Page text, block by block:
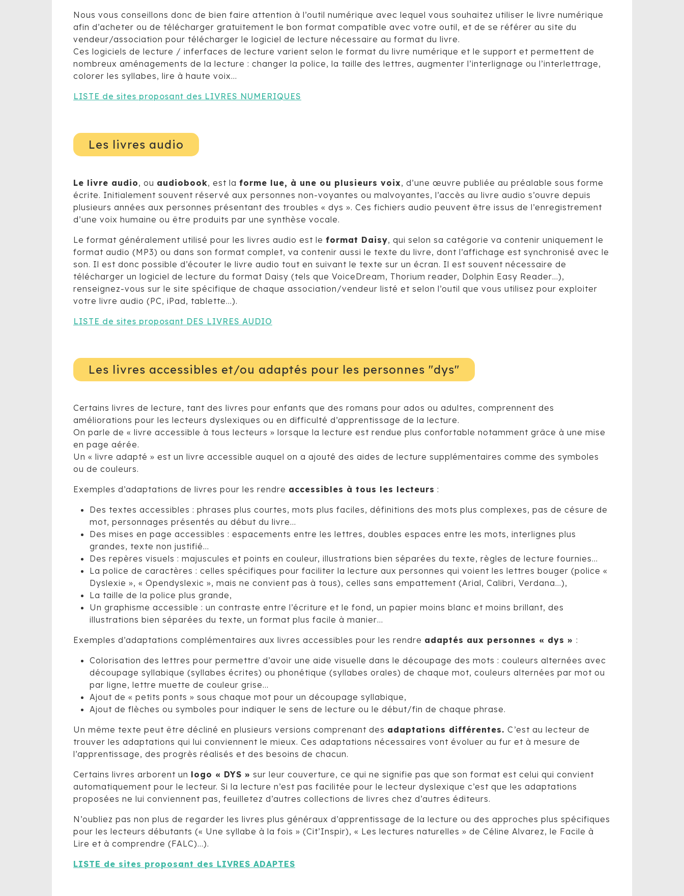
Nous vous conseillons donc de bien faire attention à l’outil numérique avec lequel vous souhaitez utiliser le livre numérique
afin d’acheter ou de télécharger gratuitement le bon format compatible avec votre outil, et de se référer au site du
vendeur/association pour télécharger le logiciel de lecture nécessaire au format du livre.
Ces logiciels de lecture / inferfaces de lecture varient selon le format du livre numérique et le support et permettent de
nombreux aménagements de la lecture : changer la police, la taille des lettres, augmenter l’interlignage ou l’interlettrage,
colorer les syllabes, lire à haute voix…
LISTE de sites proposant des LIVRES NUMERIQUES
Les livres audio
Le livre audio, ou audiobook, est la forme lue, à une ou plusieurs voix, d’une œuvre publiée au préalable sous forme
écrite. Initialement souvent réservé aux personnes non-voyantes ou malvoyantes, l’accès au livre audio s’ouvre depuis
plusieurs années aux personnes présentant des troubles « dys ». Ces fichiers audio peuvent être issus de l’enregistrement
d’une voix humaine ou être produits par une synthèse vocale.
Le format généralement utilisé pour les livres audio est le format Daisy, qui selon sa catégorie va contenir uniquement le
format audio (MP3) ou dans son format complet, va contenir aussi le texte du livre, dont l’affichage est synchronisé avec le
son. Il est donc possible d’écouter le livre audio tout en suivant le texte sur un écran. Il est souvent nécessaire de
télécharger un logiciel de lecture du format Daisy (tels que VoiceDream, Thorium reader, Dolphin Easy Reader…),
renseignez-vous sur le site spécifique de chaque association/vendeur listé et selon l’outil que vous utilisez pour exploiter
votre livre audio (PC, iPad, tablette…).
LISTE de sites proposant DES LIVRES AUDIO
Les livres accessibles et/ou adaptés pour les personnes "dys"
Certains livres de lecture, tant des livres pour enfants que des romans pour ados ou adultes, comprennent des
améliorations pour les lecteurs dyslexiques ou en difficulté d’apprentissage de la lecture.
On parle de « livre accessible à tous lecteurs » lorsque la lecture est rendue plus confortable notamment grâce à une mise
en page aérée.
Un « livre adapté » est un livre accessible auquel on a ajouté des aides de lecture supplémentaires comme des symboles
ou de couleurs.
Exemples d’adaptations de livres pour les rendre accessibles à tous les lecteurs :
Des textes accessibles : phrases plus courtes, mots plus faciles, définitions des mots plus complexes, pas de césure de
mot, personnages présentés au début du livre…
Des mises en page accessibles : espacements entre les lettres, doubles espaces entre les mots, interlignes plus
grandes, texte non justifié…
Des repères visuels : majuscules et points en couleur, illustrations bien séparées du texte, règles de lecture fournies…
La police de caractères : celles spécifiques pour faciliter la lecture aux personnes qui voient les lettres bouger (police «
Dyslexie », « Opendyslexic », mais ne convient pas à tous), celles sans empattement (Arial, Calibri, Verdana…),
La taille de la police plus grande,
Un graphisme accessible : un contraste entre l’écriture et le fond, un papier moins blanc et moins brillant, des
illustrations bien séparées du texte, un format plus facile à manier…
Exemples d’adaptations complémentaires aux livres accessibles pour les rendre adaptés aux personnes « dys » :
Colorisation des lettres pour permettre d’avoir une aide visuelle dans le découpage des mots : couleurs alternées avec
découpage syllabique (syllabes écrites) ou phonétique (syllabes orales) de chaque mot, couleurs alternées par mot ou
par ligne, lettre muette de couleur grise…
Ajout de « petits ponts » sous chaque mot pour un découpage syllabique,
Ajout de flèches ou symboles pour indiquer le sens de lecture ou le début/fin de chaque phrase.
Un même texte peut être décliné en plusieurs versions comprenant des adaptations différentes. C’est au lecteur de
trouver les adaptations qui lui conviennent le mieux. Ces adaptations nécessaires vont évoluer au fur et à mesure de
l’apprentissage, des progrès réalisés et des besoins de chacun.
Certains livres arborent un logo « DYS » sur leur couverture, ce qui ne signifie pas que son format est celui qui convient
automatiquement pour le lecteur. Si la lecture n’est pas facilitée pour le lecteur dyslexique c’est que les adaptations
proposées ne lui conviennent pas, feuilletez d’autres collections de livres chez d’autres éditeurs.
N’oubliez pas non plus de regarder les livres plus généraux d’apprentissage de la lecture ou des approches plus spécifiques
pour les lecteurs débutants (« Une syllabe à la fois » (Cit’Inspir), « Les lectures naturelles » de Céline Alvarez, le Facile à
Lire et à comprendre (FALC)…).
LISTE de sites proposant des LIVRES ADAPTES